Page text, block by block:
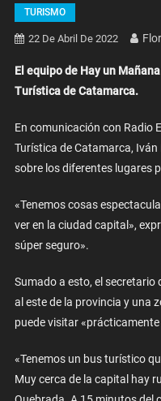
TURISMO
22 De Abril De 2022
El equipo de Hay un
Turística de Catamarca.
En comunicación con Radio
Turística de Catamarca,
sobre los diferentes lugares
«Tenemos cosas
ver en la ciudad capital»,
súper seguro».
Sumado a esto, el secretario
al este de la provincia y una
puede visitar
«Tenemos un bus turístico
Muy cerca de la capital hay